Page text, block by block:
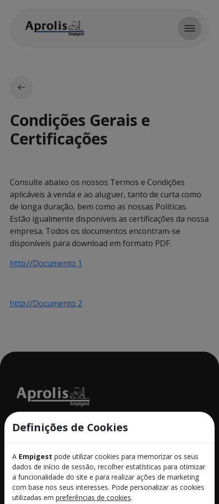
Condições Gerais e
Certificações
Consulte abaixo os nossos Termos e Condições
aplicáveis à venda e ao aluguer, tanto de curta como
de longa duração, bem como as nossas Políticas.
Estão igualmente disponíveis as certificações da nossa
empresa. Todos os documentos encontram-se
disponíveis para download em formato PDF.
http://Documento 1
http://Documento 2
Produtos
Soluções
Serviços
Definições de Cookies
A Empigest pode utilizar cookies para memorizar os seus
dados de início de sessão, recolher estatísticas para otimizar
a funcionalidade do site e para realizar ações de marketing
com base nos seus interesses. Pode personalizar as cookies
utilizadas em preferências de cookies.